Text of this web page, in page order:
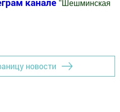
" Шешминская
новости